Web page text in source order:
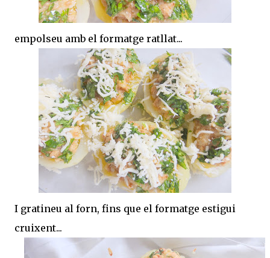
empolseu amb el formatge ratllat...
I gratineu al forn, fins que el formatge estigui
cruixent...